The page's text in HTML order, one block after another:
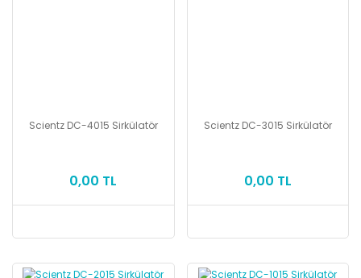
Scientz DC-4015 Sirkülatör
0,00 TL
Scientz DC-3015 Sirkülatör
0,00 TL